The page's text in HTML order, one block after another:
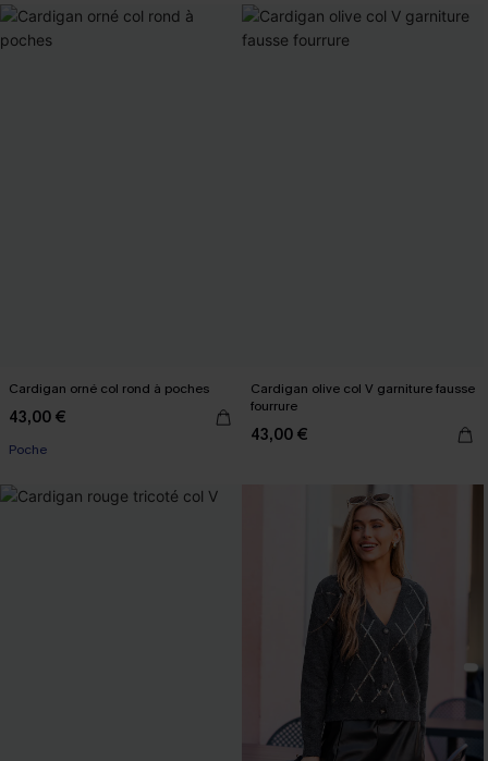
Cardigan orné col rond à poches
43,00 €
Poche
Cardigan olive col V garniture fausse
fourrure
43,00 €